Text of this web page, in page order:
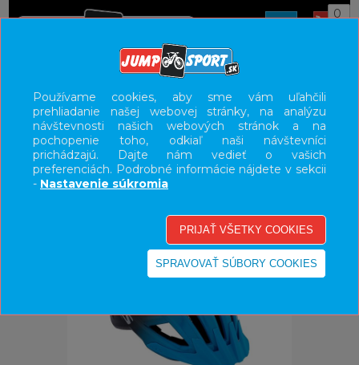
0
UŽÍVATEĽSKÝ PANEL
KATEGÓRIE
HLAVNÉ MENU
-40%
Používame cookies, aby sme vám uľahčili
prehliadanie našej webovej stránky, na analýzu
návštevnosti našich webových stránok a na
pochopenie toho, odkiaľ naši návštevníci
prichádzajú. Dajte nám vedieť o vašich
preferenciách. Podrobné informácie nájdete v sekcii
- Nastavenie súkromia